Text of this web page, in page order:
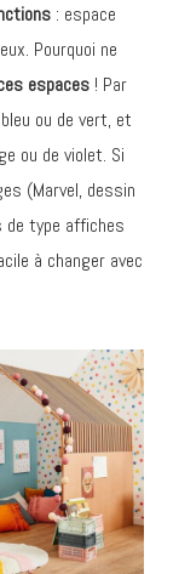
: espace
Pourquoi ne
espaces ! Par
ou de vert, et
ou de violet. Si
(Marvel, dessin
de type affiches
à changer avec